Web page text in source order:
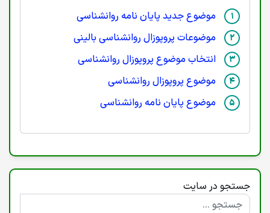
موضوع جدید پایان نامه روانشناسی
موضوعات پروپوزال روانشناسی بالینی
انتخاب موضوع پروپوزال روانشناسی
موضوع پروپوزال روانشناسی
موضوع پایان نامه روانشناسی
جستجو در سایت